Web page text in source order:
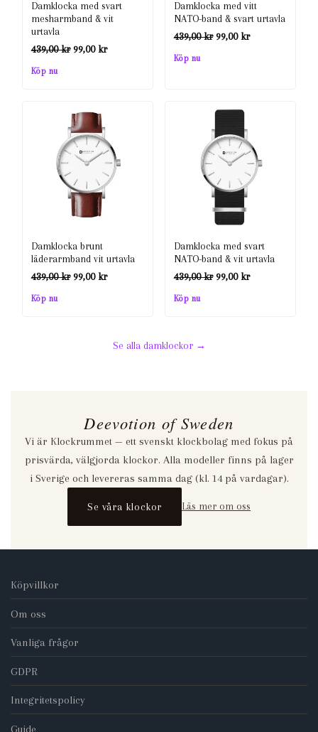
Damklocka med svart
mesharmband & vit
urtavla
439,00kr Det
var:
439,00 kr.
99,00 krDet
Köp nu
Damklocka med vitt
NATO-band & svart urtavla
439,00kr Det
99,00 krDet
Köp nu
Damklocka brunt
läderarmband vit urtavla
439,00kr Det
99,00 krDet
är:
Köp nu
Damklocka med svart
NATO-band & vit urtavla
439,00kr Det
99,00 krDet
Köp nu
Se alla damklockor →
Deevotion of Sweden
Vi är Klockrummet — ett svenskt klockbolag med fokus på
prisvärda, välgjorda klockor. Alla modeller finns på lager
i Sverige och levereras samma dag (kl. 14 på vardagar).
Se våra klockor Läs mer om oss
Köpvillkor
Om oss
Vanliga frågor
GDPR
Integritetspolicy
Guide